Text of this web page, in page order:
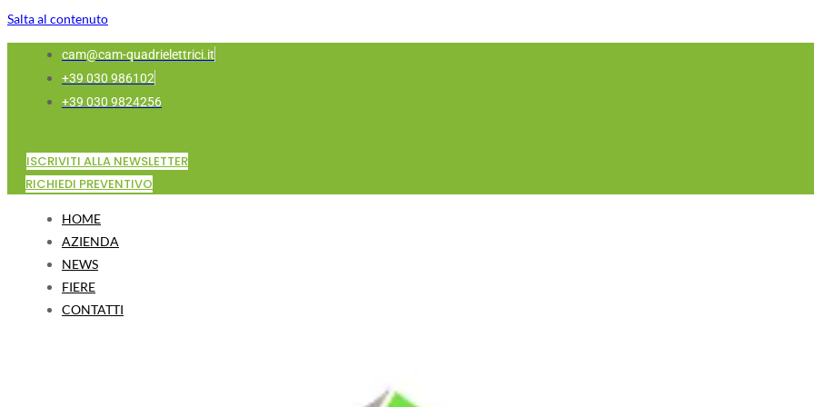
Salta al contenuto
cam@cam-quadrielettrici.it
+39 030 986102
+39 030 9824256
ISCRIVITI ALLA NEWSLETTER
RICHIEDI PREVENTIVO
HOME
AZIENDA
NEWS
FIERE
CONTATTI